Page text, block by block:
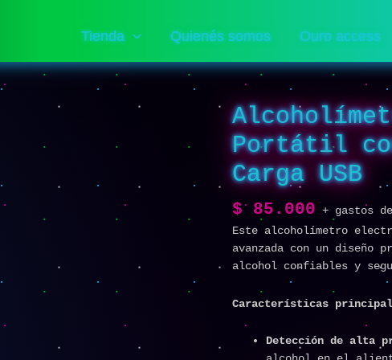
Tienda Quienés somos Ouro access
Portátil
Carga USB
$85.000 + gastos
Este alcoholímetro
avanzada con un
alcohol confiables y
Características
Detección de alta